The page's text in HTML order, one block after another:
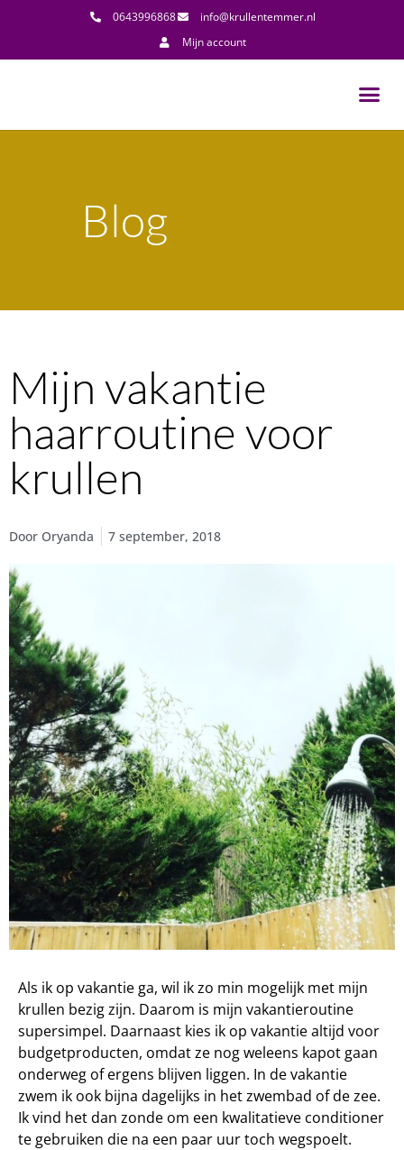
0643996868
info@krullentemmer.nl
Mijn account
Blog
Mijn vakantie
haarroutine voor
krullen
Door Oryanda 7 september, 2018
Als ik op vakantie ga, wil ik zo min mogelijk met mijn
krullen bezig zijn. Daarom is mijn vakantieroutine
supersimpel. Daarnaast kies ik op vakantie altijd voor
budgetproducten, omdat ze nog weleens kapot gaan
onderweg of ergens blijven liggen. In de vakantie
zwem ik ook bijna dagelijks in het zwembad of de zee.
Ik vind het dan zonde om een kwalitatieve conditioner
te gebruiken die na een paar uur toch wegspoelt.